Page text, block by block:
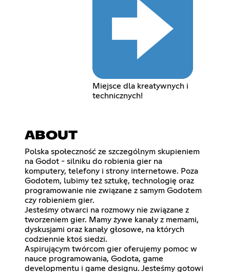
Miejsce dla kreatywnych i
technicznych!
ABOUT
Polska społeczność ze szczególnym skupieniem
na Godot - silniku do robienia gier na
komputery, telefony i strony internetowe. Poza
Godotem, lubimy też sztukę, technologię oraz
programowanie nie związane z samym Godotem
czy robieniem gier.
Jesteśmy otwarci na rozmowy nie związane z
tworzeniem gier. Mamy żywe kanały z memami,
dyskusjami oraz kanały głosowe, na których
codziennie ktoś siedzi.
Aspirującym twórcom gier oferujemy pomoc w
nauce programowania, Godota, game
developmentu i game designu. Jesteśmy gotowi